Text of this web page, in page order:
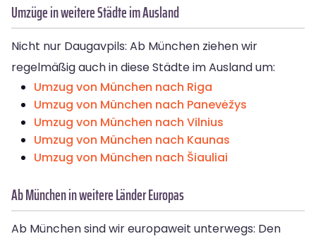
Umzüge in weitere Städte im Ausland
Nicht nur Daugavpils: Ab München ziehen wir
regelmäßig auch in diese Städte im Ausland um:
Umzug von München nach Riga
Umzug von München nach Panevėžys
Umzug von München nach Vilnius
Umzug von München nach Kaunas
Umzug von München nach Šiauliai
Ab München in weitere Länder Europas
Ab München sind wir europaweit unterwegs: Den